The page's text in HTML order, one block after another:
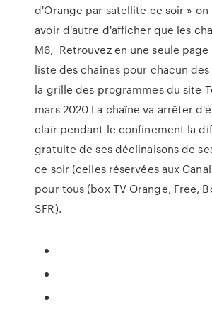
d'Orange par satellite ce soir »
avoir d'autre d'afficher que les
M6, Retrouvez en une seule page
liste des chaînes pour chacun
la grille des programmes du site
mars 2020 La chaîne va arrêter
clair pendant le confinement la
gratuite de ses déclinaisons de
ce soir (celles réservées aux
pour tous (box TV Orange, Free,
SFR).